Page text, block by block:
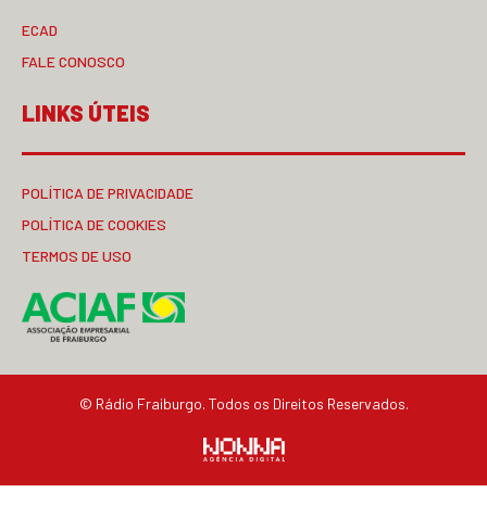
ECAD
FALE CONOSCO
LINKS ÚTEIS
POLÍTICA DE PRIVACIDADE
POLÍTICA DE COOKIES
TERMOS DE USO
© Rádio Fraiburgo. Todos os Direitos Reservados.